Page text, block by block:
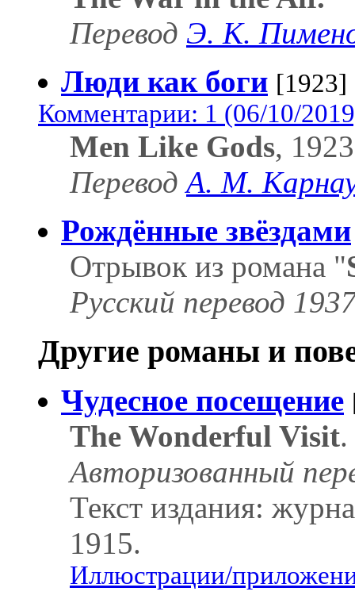
Перевод Э. К.
Люди как боги [1923]
Комментарии: 1 (06/10/
Men Like Gods,
ПереводА. М.
Рождённые звёздами
Отрывок из романа "
Русский перевод
Другие романы и
Чудесное посещение
The Wonderful Visit.
Авторизованный
Текст издания:
1915.
Иллюстрации/